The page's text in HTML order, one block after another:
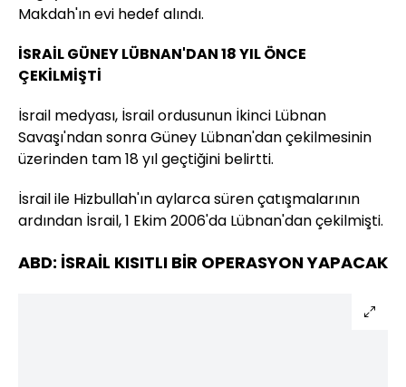
Makdah'ın evi hedef alındı.
İSRAİL GÜNEY LÜBNAN'DAN 18 YIL ÖNCE
ÇEKİLMİŞTİ
İsrail medyası, İsrail ordusunun İkinci Lübnan
Savaşı'ndan sonra Güney Lübnan'dan çekilmesinin
üzerinden tam 18 yıl geçtiğini belirtti.
İsrail ile Hizbullah'ın aylarca süren çatışmalarının
ardından İsrail, 1 Ekim 2006'da Lübnan'dan çekilmişti.
ABD: İSRAİL KISITLI BİR OPERASYON YAPACAK